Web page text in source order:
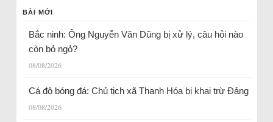
BÀI MỚI
Bắc ninh: Ông Nguyễn Văn Dũng bị xử lý, câu hỏi nào
còn bỏ ngỏ?
08/08/2026
Cá độ bóng đá: Chủ tịch xã Thanh Hóa bị khai trừ Đảng
08/08/2026